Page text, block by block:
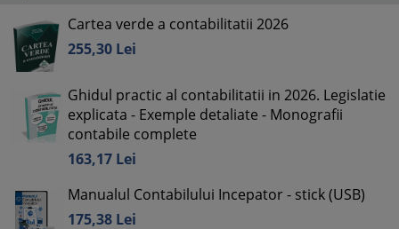
Cartea verde a contabilitatii 2026
255,30 Lei
Ghidul practic al contabilitatii in 2026. Legislatie
explicata - Exemple detaliate - Monografii
contabile complete
163,17 Lei
Manualul Contabilului Incepator - stick (USB)
175,38 Lei